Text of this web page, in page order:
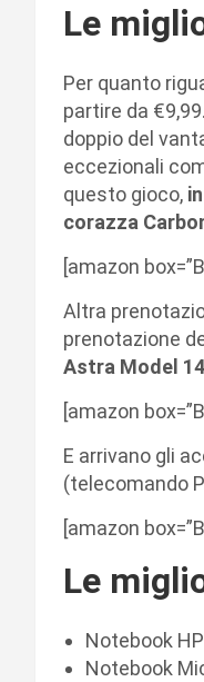
Le
Per quanto
partire da
doppio del
eccezionali
questo gioco,
corazza
[amazon
Altra
prenotazione
Astra Model
[amazon
E arrivano gli
(telecomando
[amazon
Le
Notebook
Notebook